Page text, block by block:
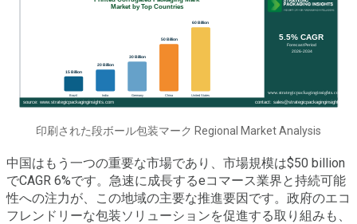
印刷された段ボール包装マーク Regional Market Analysis
中国はもう一つの重要な市場であり、市場規模は$50 billion
でCAGR 6%です。急速に成長するeコマース業界と持続可能
性への注力が、この地域の主要な推進要因です。政府のエコ
フレンドリーな包装ソリューションを促進する取り組みも、